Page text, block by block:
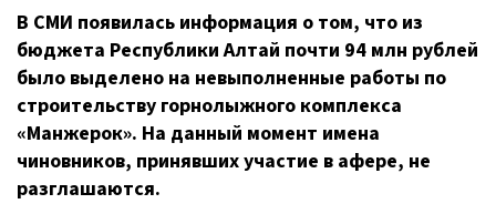
В СМИ появилась информация о том, что из
бюджета Республики Алтай почти 94 млн рублей
было выделено на невыполненные работы по
строительству горнолыжного комплекса
«Манжерок». На данный момент имена
чиновников, принявших участие в афере, не
разглашаются.